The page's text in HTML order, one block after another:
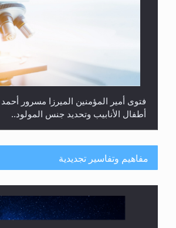
مفاهيم وتفاسير تجديدية